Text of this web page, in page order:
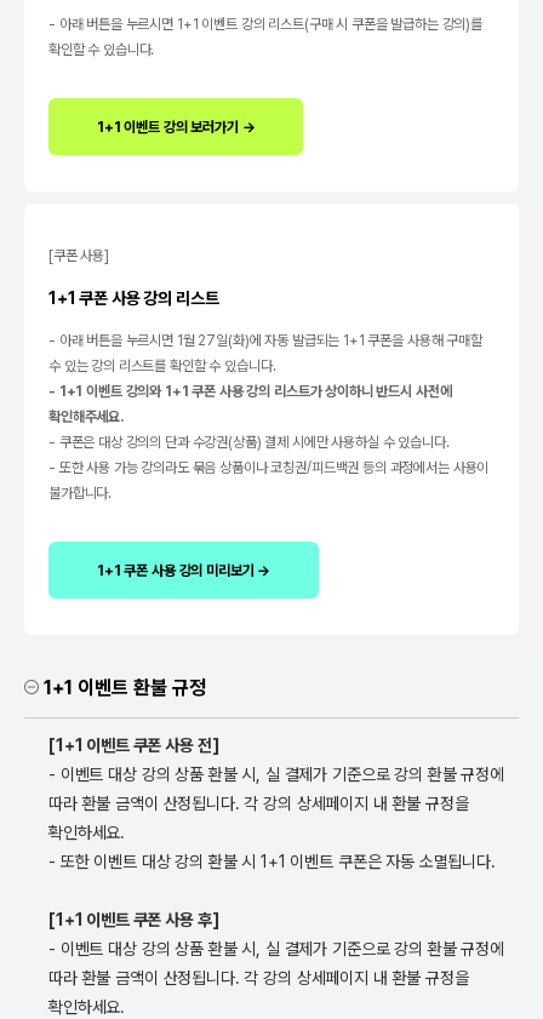
- 아래 버튼을 누르시면 1+1 이벤트 강의 리스트(구매 시 쿠폰을 발급하는 강의)를
확인할 수 있습니다.
1+1 이벤트 강의 보러가기 →
[쿠폰 사용]
1+1 쿠폰 사용 강의 리스트
- 아래 버튼을 누르시면 1월 27일(화)에 자동 발급되는 1+1 쿠폰을 사용해 구매할
수 있는 강의 리스트를 확인할 수 있습니다.
- 1+1 이벤트 강의와 1+1 쿠폰 사용 강의 리스트가 상이하니 반드시 사전에
확인해주세요.
- 쿠폰은 대상 강의의 단과 수강권(상품) 결제 시에만 사용하실 수 있습니다.
- 또한 사용 가능 강의라도 묶음 상품이나 코칭권/피드백권 등의 과정에서는 사용이
불가합니다.
1+1 쿠폰 사용 강의 미리보기 →
1+1 이벤트 환불 규정
[1+1 이벤트 쿠폰 사용 전]
- 이벤트 대상 강의 상품 환불 시, 실 결제가 기준으로 강의 환불 규정에
따라 환불 금액이 산정됩니다. 각 강의 상세페이지 내 환불 규정을
확인하세요.
- 또한 이벤트 대상 강의 환불 시 1+1 이벤트 쿠폰은 자동 소멸됩니다.
[1+1 이벤트 쿠폰 사용 후]
- 이벤트 대상 강의 상품 환불 시, 실 결제가 기준으로 강의 환불 규정에
따라 환불 금액이 산정됩니다. 각 강의 상세페이지 내 환불 규정을
확인하세요.